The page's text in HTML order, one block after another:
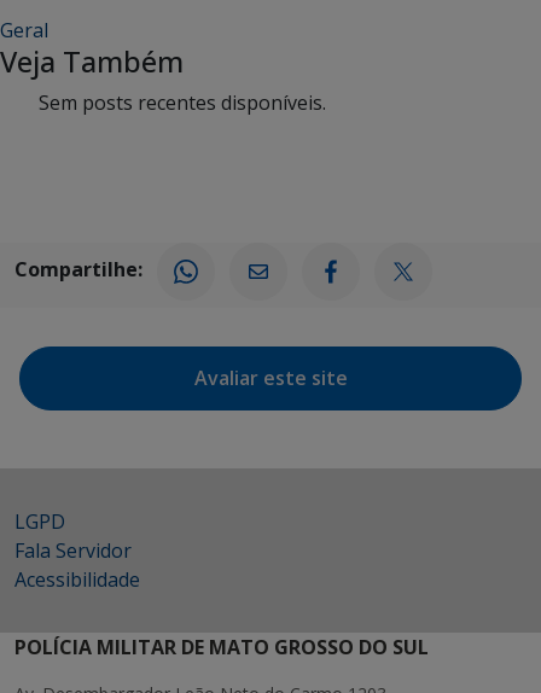
Geral
Veja Também
Sem posts recentes disponíveis.
Compartilhe:
Avaliar este site
LGPD
Fala Servidor
Acessibilidade
POLÍCIA MILITAR DE MATO GROSSO DO SUL